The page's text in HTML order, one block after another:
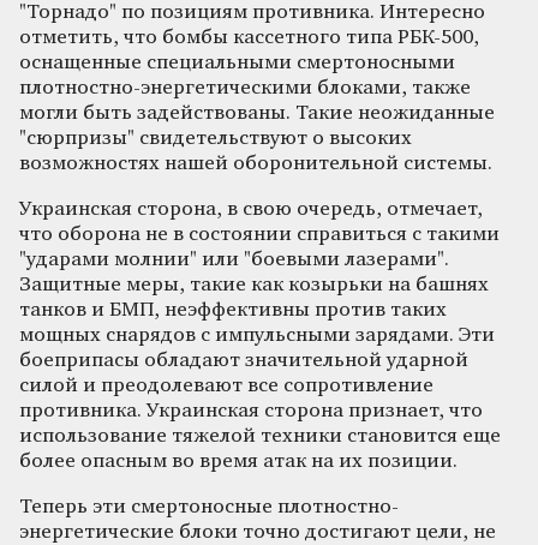
"Торнадо" по позициям противника. Интересно
отметить, что бомбы кассетного типа РБК-500,
оснащенные специальными смертоносными
плотностно-энергетическими блоками, также
могли быть задействованы. Такие неожиданные
"сюрпризы" свидетельствуют о высоких
возможностях нашей оборонительной системы.
Украинская сторона, в свою очередь, отмечает,
что оборона не в состоянии справиться с такими
"ударами молнии" или "боевыми лазерами".
Защитные меры, такие как козырьки на башнях
танков и БМП, неэффективны против таких
мощных снарядов c импульсными зарядами. Эти
боеприпасы обладают значительной ударной
силой и преодолевают все сопротивление
противника. Украинская сторона признает, что
использование тяжелой техники становится еще
более опасным во время атак на их позиции.
Теперь эти смертоносные плотностно-
энергетические блоки точно достигают цели, не